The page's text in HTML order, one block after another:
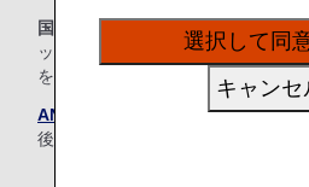
国際線に接続する国内線をご利用の
ックイン時にANAカードまたは
を必ずご提示ください。
ANAウェブサイト（PC/スマートフ
後、会員専用機能（マイル口座残
選択して同
キャンセ